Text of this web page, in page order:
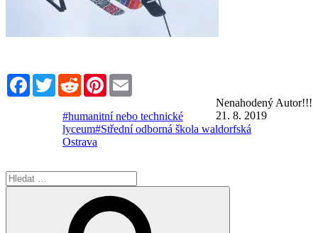
FacebookTwitterRedditPinterest
Nenahodený Autor!!!
21. 8. 2019
#humanitní nebo technické
lyceum#Střední odborná škola waldorfská
Ostrava
Hledat: